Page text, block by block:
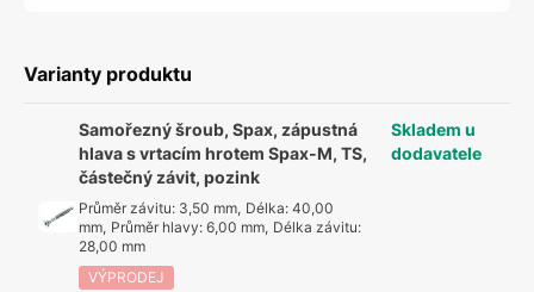
Varianty produktu
Samořezný šroub, Spax, zápustná
hlava s vrtacím hrotem Spax-M, TS,
částečný závit, pozink
Průměr závitu: 3,50 mm, Délka: 40,00
mm, Průměr hlavy: 6,00 mm, Délka závitu:
28,00 mm
VÝPRODEJ
Skladem u
dodavatele